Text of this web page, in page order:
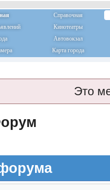
Справочная
Кинотеатры
Автовокзал
Карта города
Это